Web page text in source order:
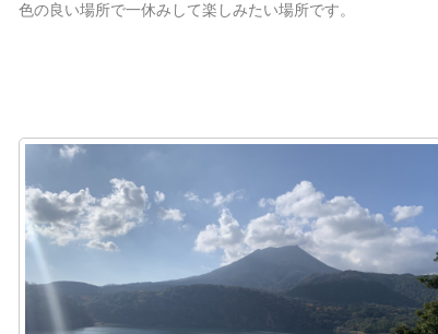
色の良い場所で一休みして楽しみたい場所です。